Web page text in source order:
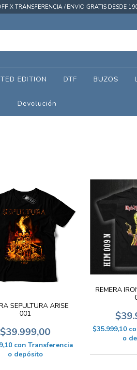
X TRANSFERENCIA / ENVIO GRATIS DESDE
EDITION DTF BUZOS
Devolución
SEPULTURA ARISE
001
$39.999,00
con Transferencia
o depósito
REMERA
$35.999,10
o